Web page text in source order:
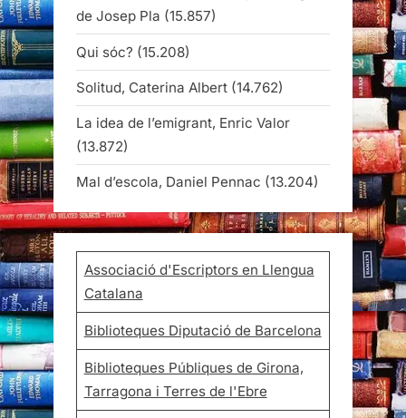
de Josep Pla (15.857)
Qui sóc? (15.208)
Solitud, Caterina Albert (14.762)
La idea de l’emigrant, Enric Valor
(13.872)
Mal d’escola, Daniel Pennac (13.204)
Associació d'Escriptors en Llengua
Catalana
Biblioteques Diputació de Barcelona
Biblioteques Públiques de Girona,
Tarragona i Terres de l'Ebre